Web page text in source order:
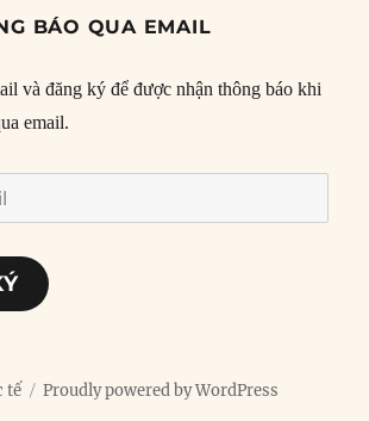
BÁO QUA EMAIL
và đăng ký để được nhận thông báo khi
email.
tế Proudly powered by WordPress